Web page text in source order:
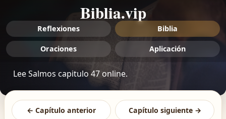
Biblia.vip
Reflexiones Biblia
Oraciones Aplicación
Lee Salmos capitulo 47 online.
← Capítulo anterior Capítulo siguiente →